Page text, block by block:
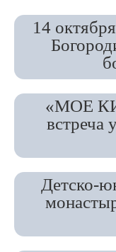
14
«МОЕ
встреча
Детско-